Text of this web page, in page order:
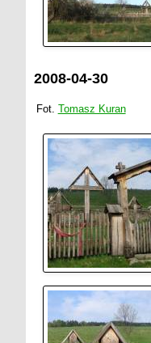
2008-04-30
Fot. Tomasz Kuran